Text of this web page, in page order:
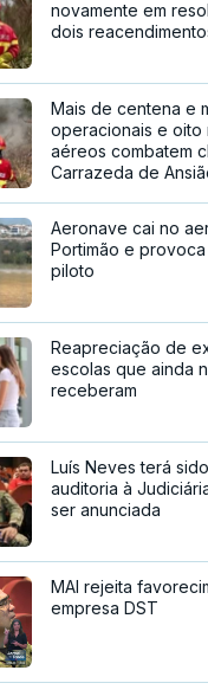
novamente em
dois
Mais de centena e
operacionais e oito
aéreos combatem
Carrazeda de
Aeronave cai no
Portimão e
piloto
Reapreciação de
escolas que ainda
receberam
Luís Neves terá
auditoria à
ser anunciada
MAI rejeita
empresa DST